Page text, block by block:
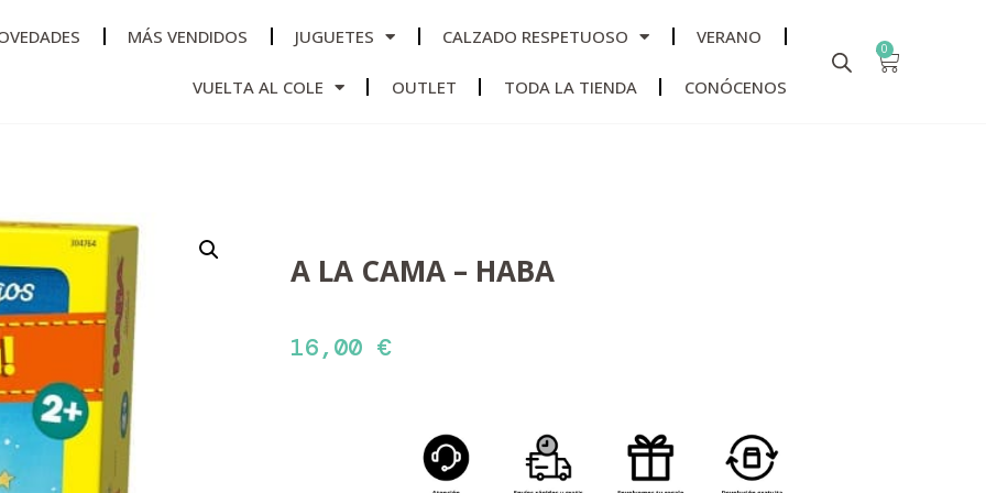
MÁS VENDIDOS JUGUETES CALZADO RESPETUOSO VERANO
VUELTA AL COLE OUTLET TODA LA TIENDA CONÓCENOS
0
A LA CAMA – HABA
16,00 €